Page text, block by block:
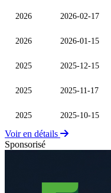
2026 2026-02-17
2026 2026-01-15
2025 2025-12-15
2025 2025-11-17
2025 2025-10-15
Voir en détails
Sponsorisé